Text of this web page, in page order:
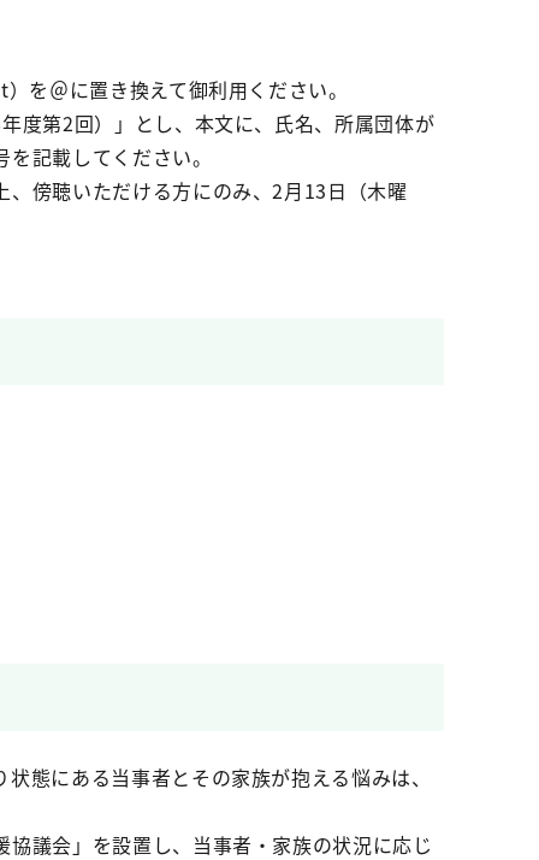
を＠に置き換えて御利用ください。
度第2回）」とし、本文に、氏名、所属団体が
記載してください。
傍聴いただける方にのみ、2月13日（木曜
態にある当事者とその家族が抱える悩みは、
議会」を設置し、当事者・家族の状況に応じ